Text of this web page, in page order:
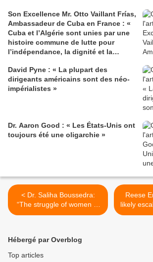
Son Excellence Mr. Otto Vaillant Frías,
Ambassadeur de Cuba en France : «
Cuba et l’Algérie sont unies par une
histoire commune de lutte pour
l’indépendance, la dignité et la
David Pyne : « La plupart des
dirigeants américains sont des néo-
impérialistes »
Dr. Aaron Good : « Les États-Unis ont
toujours été une oligarchie »
< Dr. Saliha Boussedra:
“The struggle of women of
the dominated classes can
Reese
likely
Hébergé par Overblog
Top articles